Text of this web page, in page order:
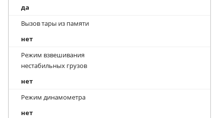
да
Вызов тары из памяти
нет
Режим взвешивания
нестабильных грузов
нет
Режим динамометра
нет